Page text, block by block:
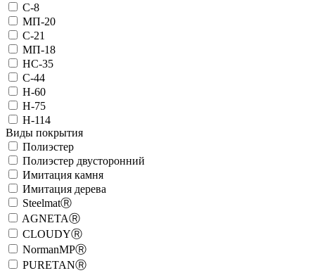
С-8
МП-20
С-21
МП-18
HC-35
C-44
H-60
H-75
H-114
Виды покрытия
Полиэстер
Полиэстер двусторонний
Имитация камня
Имитация дерева
SteelmatⓇ
AGNETAⓇ
CLOUDYⓇ
NormanMPⓇ
PURETANⓇ